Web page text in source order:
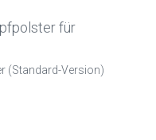
für
(Standard-Version)